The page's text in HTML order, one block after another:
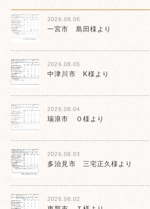
2026.08.06
一宮市 島田様より
2026.08.05
中津川市 K様より
2026.08.04
瑞浪市 Ｏ様より
2026.08.03
多治見市 三宅正久様より
2026.08.02